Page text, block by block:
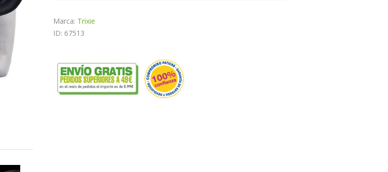
Marca: Trixie
ID: 67513